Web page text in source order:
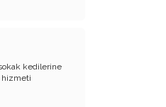
kedilerine
hizmeti